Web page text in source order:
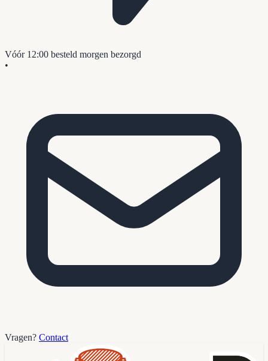
Vóór 12:00 besteld morgen bezorgd
•
Vragen? Contact